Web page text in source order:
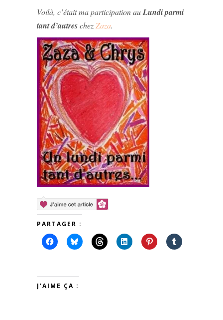
Voilà, c’était ma participation auLundi parmi
tant d’autreschez Zaza.
PARTAGER :
J’AIME ÇA :